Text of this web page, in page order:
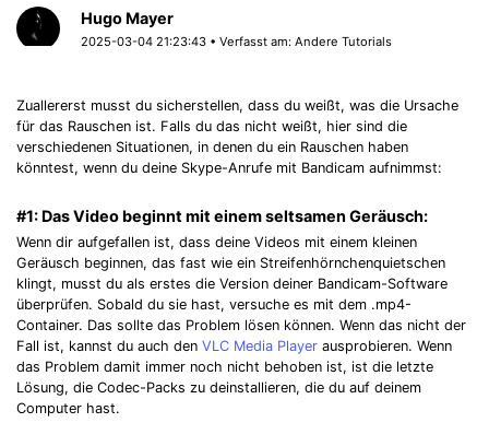
Hugo Mayer
2025-03-04 21:23:43 • Verfasst am:Andere Tutorials
Zuallererst musst du sicherstellen, dass du weißt, was die Ursache
für das Rauschen ist. Falls du das nicht weißt, hier sind die
verschiedenen Situationen, in denen du ein Rauschen haben
könntest, wenn du deine Skype-Anrufe mit Bandicam aufnimmst:
#1: Das Video beginnt mit einem seltsamen Geräusch:
Wenn dir aufgefallen ist, dass deine Videos mit einem kleinen
Geräusch beginnen, das fast wie ein Streifenhörnchenquietschen
klingt, musst du als erstes die Version deiner Bandicam-Software
überprüfen. Sobald du sie hast, versuche es mit dem .mp4-
Container. Das sollte das Problem lösen können. Wenn das nicht der
Fall ist, kannst du auch den VLC Media Player ausprobieren. Wenn
das Problem damit immer noch nicht behoben ist, ist die letzte
Lösung, die Codec-Packs zu deinstallieren, die du auf deinem
Computer hast.